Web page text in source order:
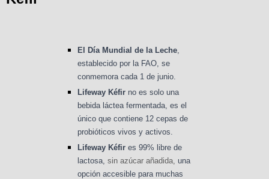
El Día Mundial de la Leche,
establecido por la FAO, se
conmemora cada 1 de junio.
Lifeway Kéfirno es solo una
bebida láctea fermentada, es el
único que contiene 12 cepas de
probióticos vivos y activos.
Lifeway Kéfir es 99% libre de
lactosa, sin azúcar añadida, una
opción accesible para muchas